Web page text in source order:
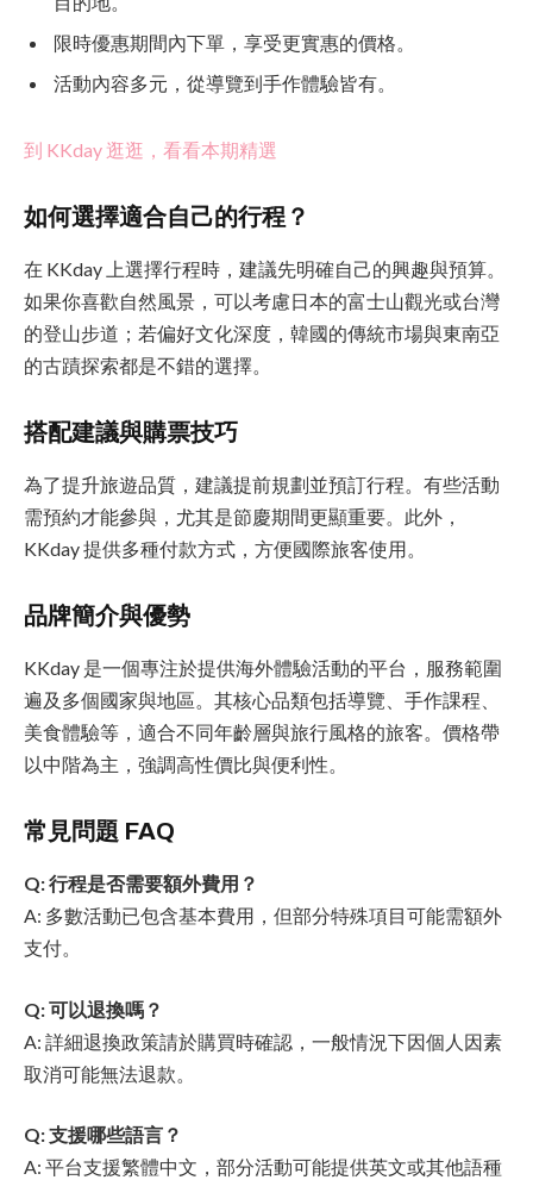
限時優惠期間內下單，享受更實惠的價格。
活動內容多元，從導覽到手作體驗皆有。
到 KKday 逛逛，看看本期精選
如何選擇適合自己的行程？
在 KKday 上選擇行程時，建議先明確自己的興趣與預算。
如果你喜歡自然風景，可以考慮日本的富士山觀光或台灣
的登山步道；若偏好文化深度，韓國的傳統市場與東南亞
的古蹟探索都是不錯的選擇。
搭配建議與購票技巧
為了提升旅遊品質，建議提前規劃並預訂行程。有些活動
需預約才能參與，尤其是節慶期間更顯重要。此外，
KKday 提供多種付款方式，方便國際旅客使用。
品牌簡介與優勢
KKday 是一個專注於提供海外體驗活動的平台，服務範圍
遍及多個國家與地區。其核心品類包括導覽、手作課程、
美食體驗等，適合不同年齡層與旅行風格的旅客。價格帶
以中階為主，強調高性價比與便利性。
常見問題 FAQ
Q: 行程是否需要額外費用？
A: 多數活動已包含基本費用，但部分特殊項目可能需額外
支付。
Q: 可以退換嗎？
A: 詳細退換政策請於購買時確認，一般情況下因個人因素
取消可能無法退款。
Q: 支援哪些語言？
A: 平台支援繁體中文，部分活動可能提供英文或其他語種